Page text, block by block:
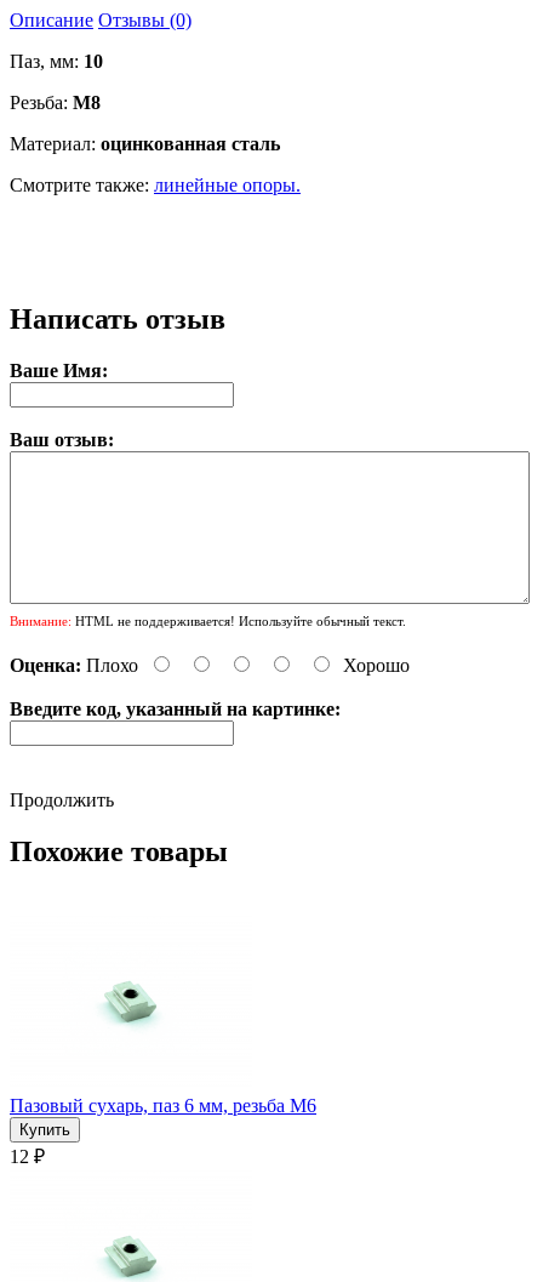
Описание Отзывы (0)
Паз, мм: 10
Резьба: М8
Материал: оцинкованная сталь
Смотрите также: линейные опоры.
Написать отзыв
Ваше Имя:
Ваш отзыв:
Внимание: HTML не поддерживается! Используйте обычный текст.
Оценка: Плохо Хорошо
Введите код, указанный на картинке:
Продолжить
Похожие товары
Пазовый сухарь, паз 6 мм, резьба М6
12 ₽